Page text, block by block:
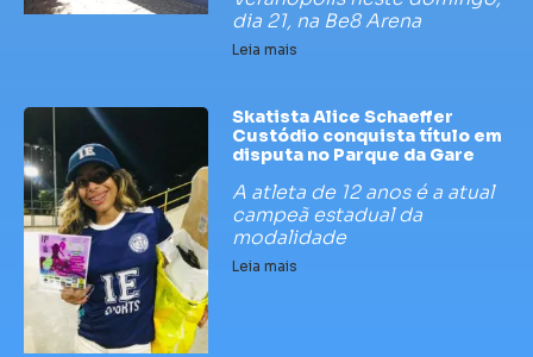
dia 21, na Be8 Arena
Leia mais
Skatista Alice Schaeffer
Custódio conquista título em
disputa no Parque da Gare
A atleta de 12 anos é a atual
campeã estadual da
modalidade
Leia mais